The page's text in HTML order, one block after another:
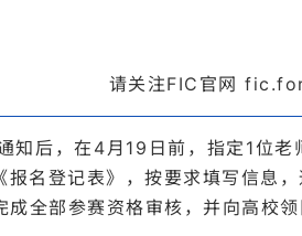
请关注FIC官网
知后，在4月19日前，指定1位
名登记表》，按要求填写信息
全部参赛资格审核，并向高校领